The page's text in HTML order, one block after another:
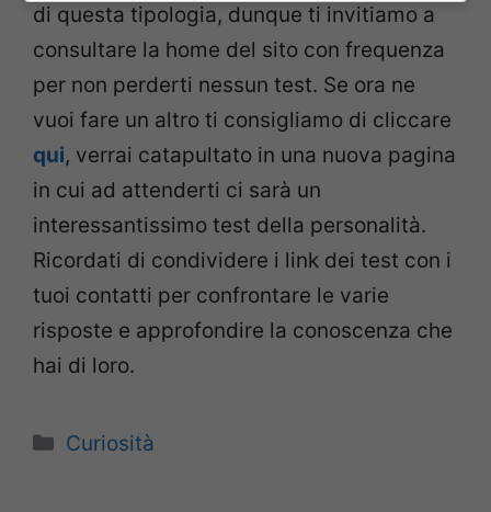
di questa tipologia, dunque ti invitiamo a
consultare la home del sito con frequenza
per non perderti nessun test. Se ora ne
vuoi fare un altro ti consigliamo di cliccare
qui, verrai catapultato in una nuova pagina
in cui ad attenderti ci sarà un
interessantissimo test della personalità.
Ricordati di condividere i link dei test con i
tuoi contatti per confrontare le varie
risposte e approfondire la conoscenza che
hai di loro.
Categorie
Curiosità